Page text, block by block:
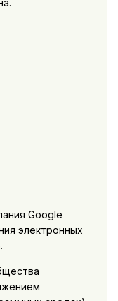
Google
электронных